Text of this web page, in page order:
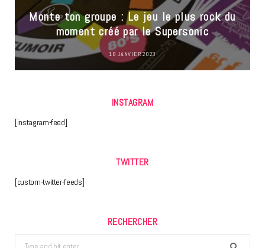
Monte ton groupe : Le jeu le plus rock du
moment créé par le Supersonic
18 JANVIER 2023
INSTAGRAM
[instagram-feed]
TWITTER
[custom-twitter-feeds]
RECHERCHER
Search